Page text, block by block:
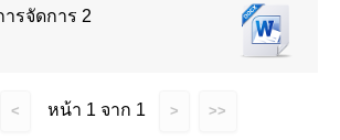
รจัดการ 2
< หน้า 1 จาก 1 > >>